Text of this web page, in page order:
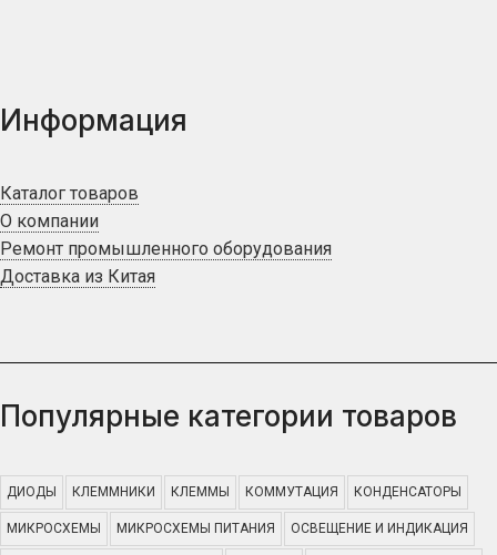
Информация
Каталог товаров
О компании
Ремонт промышленного оборудования
Доставка из Китая
Популярные категории товаров
ДИОДЫ КЛЕММНИКИ КЛЕММЫ КОММУТАЦИЯ КОНДЕНСАТОРЫ
МИКРОСХЕМЫ МИКРОСХЕМЫ ПИТАНИЯ ОСВЕЩЕНИЕ И ИНДИКАЦИЯ